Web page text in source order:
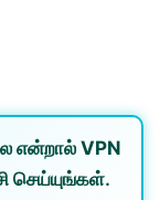
என்றால் VPN
செய்யுங்கள்.